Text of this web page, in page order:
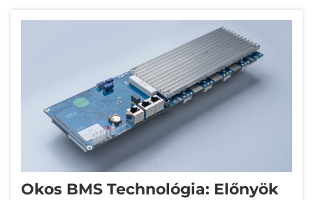
Okos BMS Technológia: Előnyök